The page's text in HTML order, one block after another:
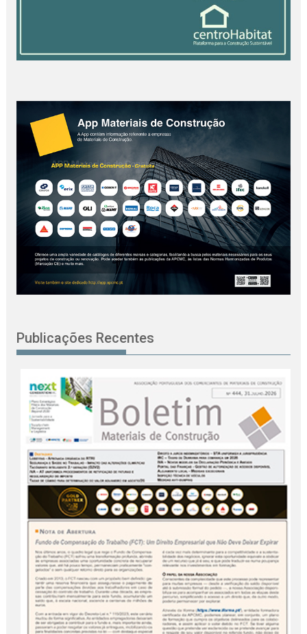
Publicações Recentes